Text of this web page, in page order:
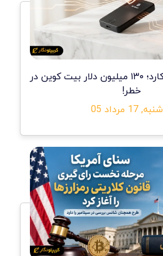
هک کیف پول کلدکارد؛ ۱۳۰ میلیون دلار بیت کوین در
خطر!
شنبه, 17 مرداد 05